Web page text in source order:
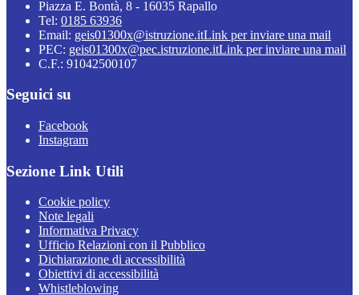
Piazza E. Bontà, 8 - 16035 Rapallo
Tel: 0185 63936
Email: geis01300x@istruzione.itLink per inviare una mail
PEC: geis01300x@pec.istruzione.itLink per inviare una mail
C.F.: 91042500107
Seguici su
Facebook
Instagram
Sezione Link Utili
Cookie policy
Note legali
Informativa Privacy
Ufficio Relazioni con il Pubblico
Dichiarazione di accessibilità
Obiettivi di accessibilità
Whistleblowing